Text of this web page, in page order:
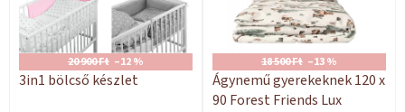
20 900 Ft –12 %
3in1 bölcső készlet
18 500 Ft –13 %
Ágynemű gyerekeknek 120 x
90 Forest Friends Lux